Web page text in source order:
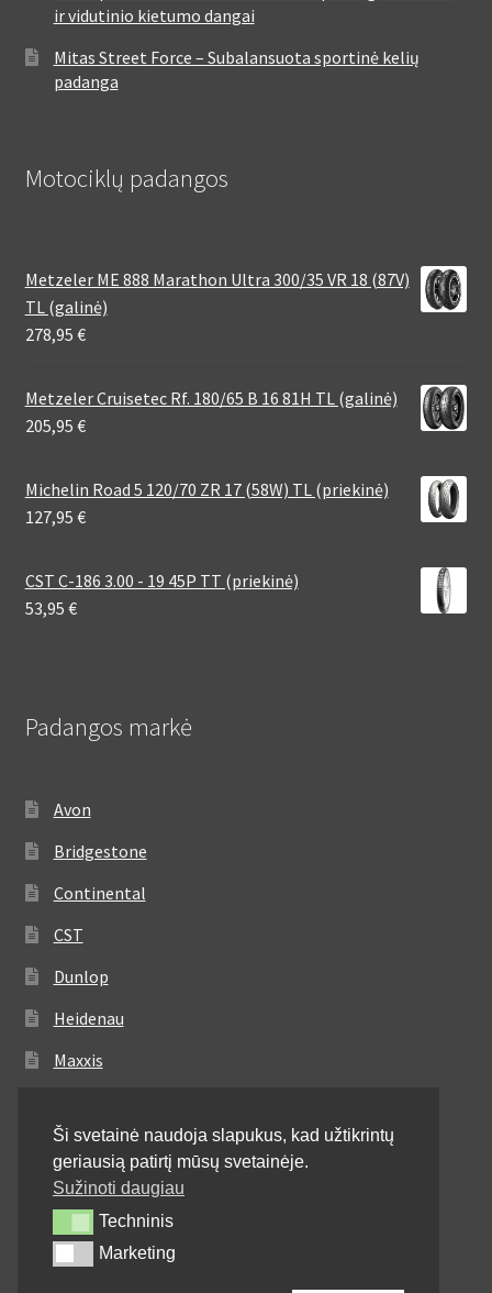
ir vidutinio kietumo dangai
Mitas Street Force – Subalansuota sportinė kelių
padanga
Motociklų padangos
Metzeler ME 888 Marathon Ultra 300/35 VR 18 (87V)
TL (galinė)
278,95 €
Metzeler Cruisetec Rf. 180/65 B 16 81H TL (galinė)
205,95 €
Michelin Road 5 120/70 ZR 17 (58W) TL (priekinė)
127,95 €
CST C-186 3.00 - 19 45P TT (priekinė)
53,95 €
Padangos markė
Avon
Bridgestone
Continental
CST
Dunlop
Heidenau
Maxxis
Michelin
Mitas
Pirelli
Shinko
Ši svetainė naudoja slapukus, kad užtikrintų
geriausią patirtį mūsų svetainėje.
Sužinoti daugiau
TechninisTechninis
MarketingMarketing